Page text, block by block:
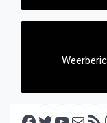
Facebook Twitter YouTube E-mail